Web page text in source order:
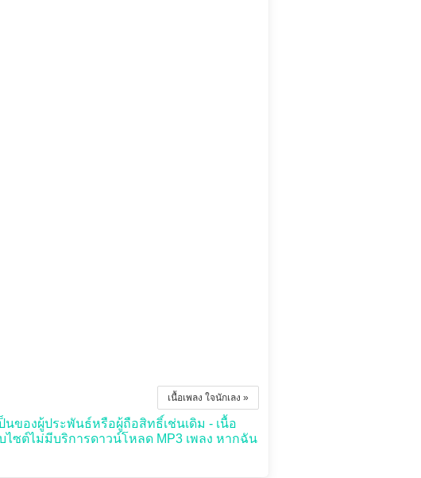
เนื้อเพลง ใจนักเลง »
นของผู้ประพันธ์หรือผู้ถือสิทธิ์เช่นเดิม - เนื้อ
ไซต์ไม่มีบริการดาวน์โหลด MP3 เพลง หากฉัน